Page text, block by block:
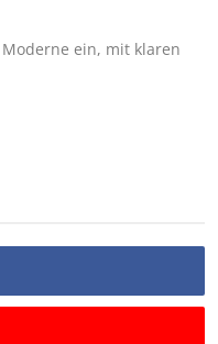
ein, mit klaren